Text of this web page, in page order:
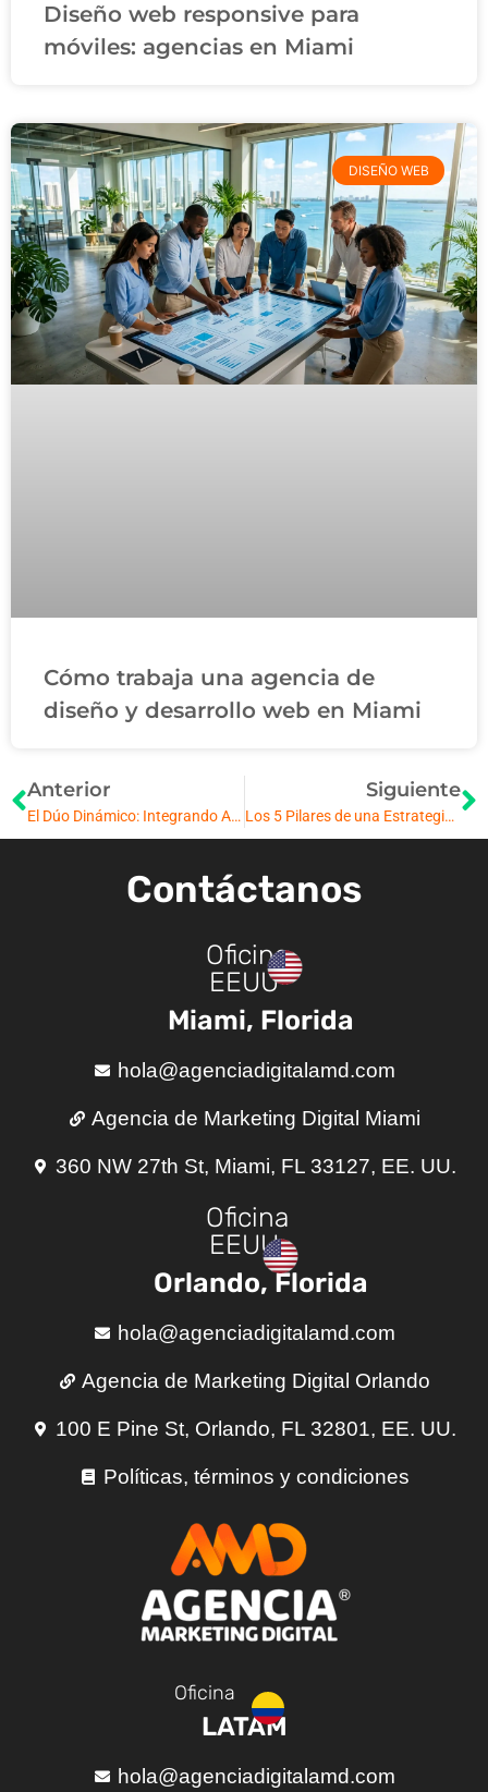
Diseño web responsive para
móviles: agencias en Miami
DISEÑO WEB
Cómo trabaja una agencia de
diseño y desarrollo web en Miami
Anterior
El Dúo Dinámico: Integrando Agentes de IA con tu Estrategia de Marketing Digital 360°
Siguiente
Los 5 Pilares de una Estrategia Online Exitosa: El Enfoque Definitivo de tu Agencia de Marketing Digital en Miami
Contáctanos
Oficina
EEUU
Miami, Florida
hola@agenciadigitalamd.com
Agencia de Marketing Digital Miami
360 NW 27th St, Miami, FL 33127, EE. UU.
Oficina
EEUU
Orlando, Florida
hola@agenciadigitalamd.com
Agencia de Marketing Digital Orlando
100 E Pine St, Orlando, FL 32801, EE. UU.
Políticas, términos y condiciones
Oficina
LATAM
hola@agenciadigitalamd.com